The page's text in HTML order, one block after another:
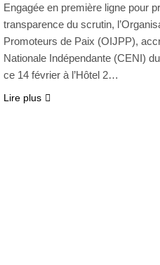
Engagée en première ligne pour
transparence du scrutin,
Promoteurs de Paix (OIJPP),
Nationale Indépendante (CENI)
ce 14 février à l’Hôtel 2…
Lire plus